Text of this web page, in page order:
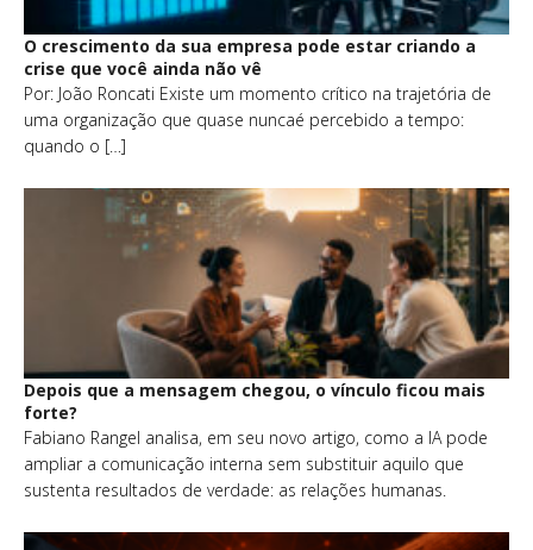
O crescimento da sua empresa pode estar criando a
crise que você ainda não vê
Por: João Roncati Existe um momento crítico na trajetória de
uma organização que quase nuncaé percebido a tempo:
quando o […]
Depois que a mensagem chegou, o vínculo ficou mais
forte?
Fabiano Rangel analisa, em seu novo artigo, como a IA pode
ampliar a comunicação interna sem substituir aquilo que
sustenta resultados de verdade: as relações humanas.